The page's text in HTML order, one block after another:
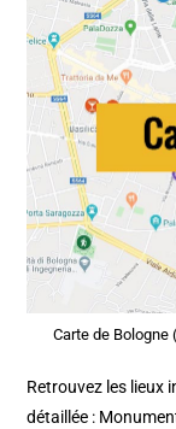
Carte de
Retrouvez les lieux
détaillée :